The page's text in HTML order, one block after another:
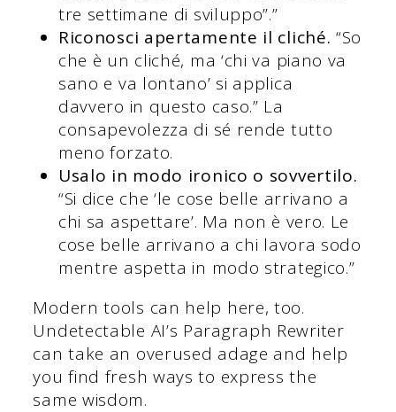
tre settimane di sviluppo”.”
Riconosci apertamente il cliché. “So
che è un cliché, ma ‘chi va piano va
sano e va lontano’ si applica
davvero in questo caso.” La
consapevolezza di sé rende tutto
meno forzato.
Usalo in modo ironico o sovvertilo.
“Si dice che ‘le cose belle arrivano a
chi sa aspettare’. Ma non è vero. Le
cose belle arrivano a chi lavora sodo
mentre aspetta in modo strategico.”
Modern tools can help here, too.
Undetectable AI’s Paragraph Rewriter
can take an overused adage and help
you find fresh ways to express the
same wisdom.